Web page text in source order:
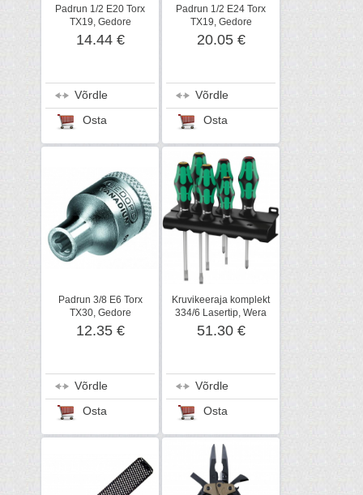
Padrun 1/2 E20 Torx
TX19, Gedore
14.44 €
Võrdle
Osta
Padrun 1/2 E24 Torx
TX19, Gedore
20.05 €
Võrdle
Osta
Padrun 3/8 E6 Torx
TX30, Gedore
12.35 €
Võrdle
Osta
Kruvikeeraja komplekt
334/6 Lasertip, Wera
51.30 €
Võrdle
Osta